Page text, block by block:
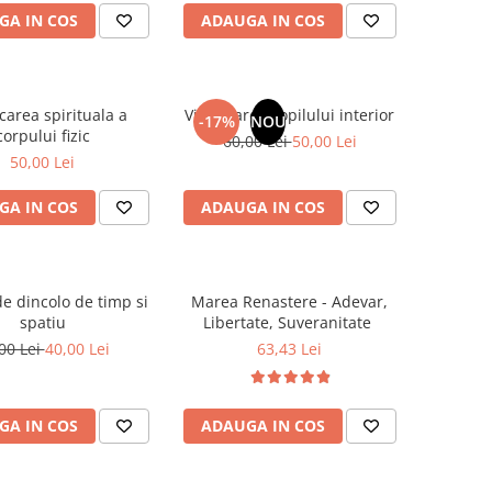
IN COS ADAUGA IN COS
spirituala a
fizic
50,00 Lei
IN COS
-17% NOU
Vindecarea copilului interior
60,00 Lei50,00 Lei
ADAUGA IN COS
dincolo de timp si
spatiu
Lei40,00 Lei
IN COS
Marea Renastere - Adevar,
Libertate, Suveranitate
63,43 Lei
ADAUGA IN COS